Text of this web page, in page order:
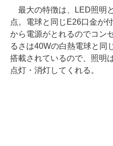
最大の特徴は、LED照明
点。電球と同じE26口金が
から電源がとれるのでコン
るさは40Wの白熱電球と同
搭載されているので、照明
点灯・消灯してくれる。